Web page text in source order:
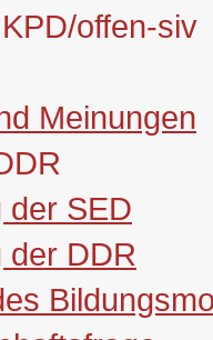
offen-siv
Meinungen
der SED
der DDR